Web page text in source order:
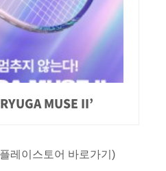
MUSE II’